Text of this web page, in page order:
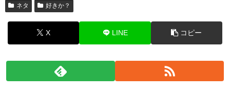
ネタ 好きか？
X LINE コピー